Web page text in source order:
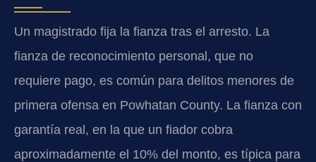
Un magistrado fija la fianza tras el arresto. La
fianza de reconocimiento personal, que no
requiere pago, es común para delitos menores de
primera ofensa en Powhatan County. La fianza con
garantía real, en la que un fiador cobra
aproximadamente el 10% del monto, es típica para